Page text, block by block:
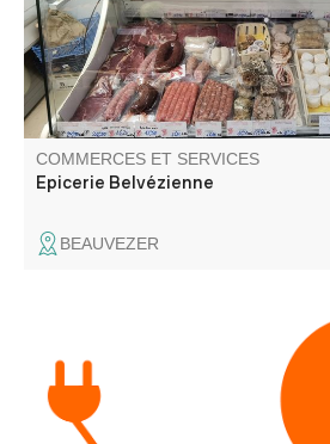
COMMERCES ET SERVICES
Epicerie Belvézienne
BEAUVEZER
Electricité générale neuf et rénovation